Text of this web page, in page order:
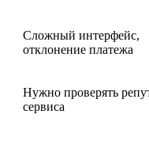
Сложный интерфейс,
отклонение платежа
Нужно проверять
сервиса